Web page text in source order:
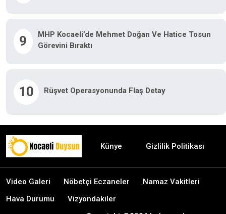
9
MHP Kocaeli’de Mehmet Doğan Ve Hatice Tosun
Görevini Bıraktı
10 Rüşvet Operasyonunda Flaş Detay
Künye Gizlilik Politikası
Video Galeri Nöbetçi Eczaneler
Namaz Vakitleri
Hava Durumu
Vizyondakiler